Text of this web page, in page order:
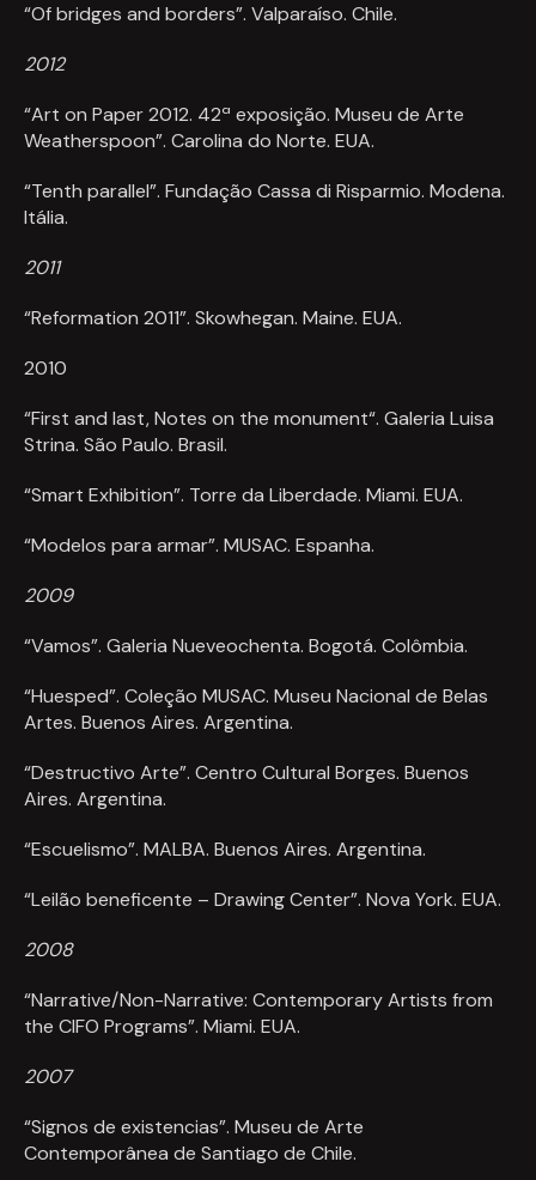
“Of bridges and borders”. Valparaíso. Chile.
2012
“Art on Paper 2012. 42ª exposição. Museu de Arte
Weatherspoon”. Carolina do Norte. EUA.
“Tenth parallel”. Fundação Cassa di Risparmio. Modena.
Itália.
2011
“Reformation 2011”. Skowhegan. Maine. EUA.
2010
“First and last, Notes on the monument“. Galeria Luisa
Strina. São Paulo. Brasil.
“Smart Exhibition”. Torre da Liberdade. Miami. EUA.
“Modelos para armar”. MUSAC. Espanha.
2009
“Vamos”. Galeria Nueveochenta. Bogotá. Colômbia.
“Huesped”. Coleção MUSAC. Museu Nacional de Belas
Artes. Buenos Aires. Argentina.
“Destructivo Arte”. Centro Cultural Borges. Buenos
Aires. Argentina.
“Escuelismo”. MALBA. Buenos Aires. Argentina.
“Leilão beneficente – Drawing Center”. Nova York. EUA.
2008
“Narrative/Non-Narrative: Contemporary Artists from
the CIFO Programs”. Miami. EUA.
2007
“Signos de existencias”. Museu de Arte
Contemporânea de Santiago de Chile.